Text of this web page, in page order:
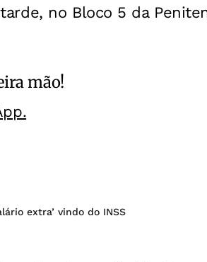
no Bloco 5 da
mão!
extra’ vindo do INSS